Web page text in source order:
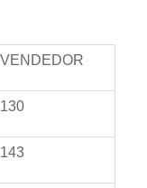
VENDEDOR
130
143